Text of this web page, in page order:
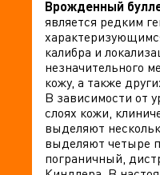
Врожденный
является редким
калибра и
незначительного
кожу, а также
В зависимости от
слоях кожи,
выделяют
выделяют четыре
пограничный,